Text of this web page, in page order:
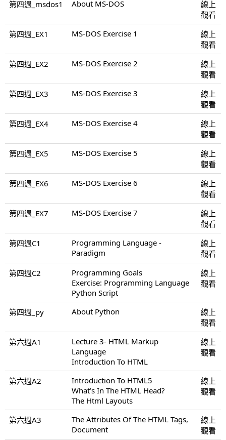
第四週_msdos1 About MS-DOS
線上
觀看
第四週_EX1
MS-DOS Exercise 1
線上
觀看
第四週_EX2
MS-DOS Exercise 2
線上
觀看
第四週_EX3
MS-DOS Exercise 3
線上
觀看
第四週_EX4
MS-DOS Exercise 4
線上
觀看
第四週_EX5
MS-DOS Exercise 5
線上
觀看
第四週_EX6
MS-DOS Exercise 6
線上
觀看
第四週_EX7
MS-DOS Exercise 7
線上
觀看
第四週C1
Programming Language -
Paradigm
線上
觀看
第四週C2
Programming Goals
Exercise: Programming Language
Python Script
線上
觀看
第四週_py About Python
線上
觀看
第六週A1
Lecture 3- HTML Markup
Language
Introduction To HTML
線上
觀看
第六週A2
Introduction To HTML5
What’s In The HTML Head?
The Html Layouts
線上
觀看
第六週A3
The Attributes Of The HTML Tags,
Document
線上
觀看